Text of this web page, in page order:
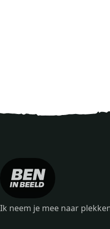
Ik neem je mee naar